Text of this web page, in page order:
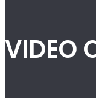
VIDEO